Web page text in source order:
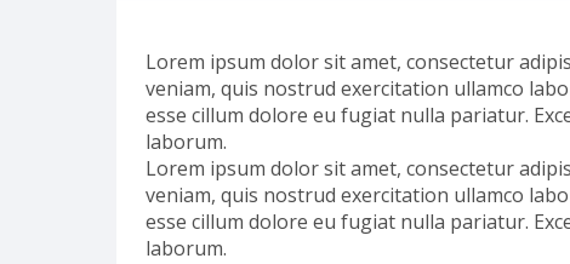
Lorem ipsum dolor sit amet, consectetur
veniam, quis nostrud exercitation ullamco
esse cillum dolore eu fugiat nulla pariatur.
laborum.
Lorem ipsum dolor sit amet, consectetur
veniam, quis nostrud exercitation ullamco
esse cillum dolore eu fugiat nulla pariatur.
laborum.